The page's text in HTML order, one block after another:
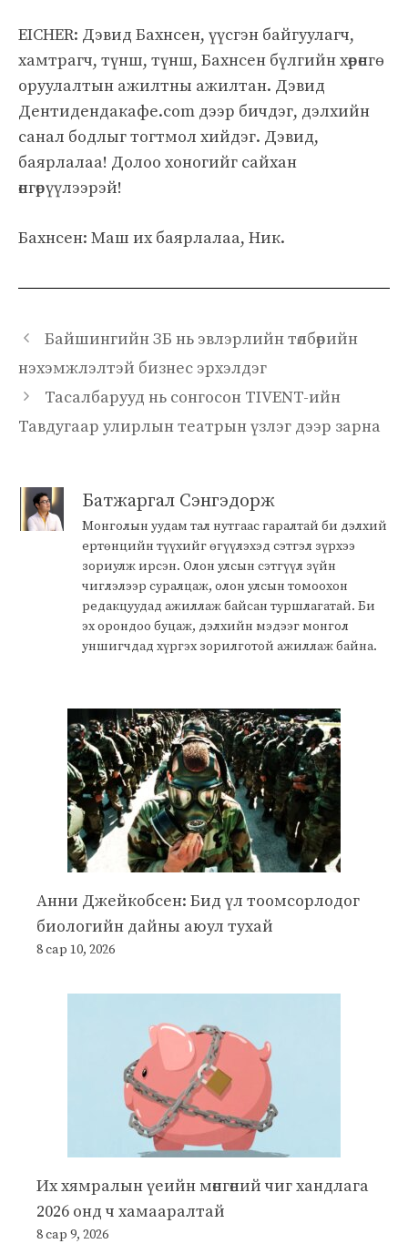
EICHER: Дэвид Бахнсен, үүсгэн байгуулагч,
хамтрагч, түнш, түнш, Бахнсен бүлгийн хөрөнгө
оруулалтын ажилтны ажилтан. Дэвид
Дентидендакафе.com дээр бичдэг, дэлхийн
санал бодлыг тогтмол хийдэг. Дэвид,
баярлалаа! Долоо хоногийг сайхан
өнгөрүүлээрэй!
Бахнсен: Маш их баярлалаа, Ник.
Байшингийн ЗБ нь эвлэрлийн төлбөрийн
нэхэмжлэлтэй бизнес эрхэлдэг
Тасалбарууд нь сонгосон TIVENT-ийн
Тавдугаар улирлын театрын үзлэг дээр зарна
Батжаргал Сэнгэдорж
Монголын уудам тал нутгаас гаралтай би дэлхий
ертөнцийн түүхийг өгүүлэхэд сэтгэл зүрхээ
зориулж ирсэн. Олон улсын сэтгүүл зүйн
чиглэлээр суралцаж, олон улсын томоохон
редакцуудад ажиллаж байсан туршлагатай. Би
эх орондоо буцаж, дэлхийн мэдээг монгол
уншигчдад хүргэх зорилготой ажиллаж байна.
Анни Джейкобсен: Бид үл тоомсорлодог
биологийн дайны аюул тухай
8 сар 10, 2026
Их хямралын үеийн мөнгөний чиг хандлага
2026 онд ч хамааралтай
8 сар 9, 2026